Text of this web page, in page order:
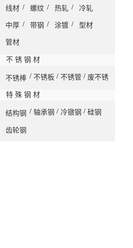
线材 / 螺纹 / 热轧 / 冷轧
中厚 / 带钢 / 涂镀 / 型材
管材
不 锈 钢 材
不锈棒 / 不锈板 / 不锈管 / 废不锈
特 殊 钢 材
结构钢 / 轴承钢 / 冷镦钢 / 硅钢
齿轮钢